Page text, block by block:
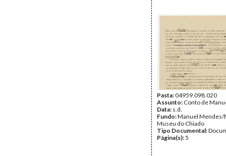
Pasta:04959.098.020
Assunto: Conto de
Data: s.d.
Fundo:Manuel Mendes/
Museu do Chiado
Tipo Documental:
Página(s):5